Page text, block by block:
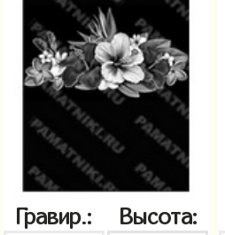
Гравир.: Высота: